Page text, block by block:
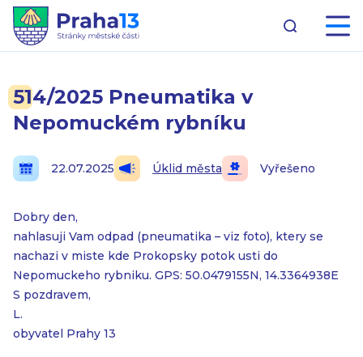
514/2025 Pneumatika v
Nepomuckém rybníku
22.07.2025 Úklid města Vyřešeno
Dobry den,
nahlasuji Vam odpad (pneumatika – viz foto), ktery se
nachazi v miste kde Prokopsky potok usti do
Nepomuckeho rybniku. GPS: 50.0479155N, 14.3364938E
S pozdravem,
L.
obyvatel Prahy 13